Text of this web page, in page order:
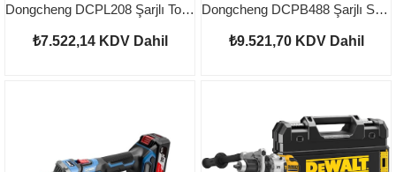
Dongcheng DCPL208 Şarjlı Torklu Vidalama 20V 2AH
₺7.522,14 KDV Dahil
Dongcheng DCPB488 Şarjlı Somun Sıkma 20V 4AH
₺9.521,70 KDV Dahil